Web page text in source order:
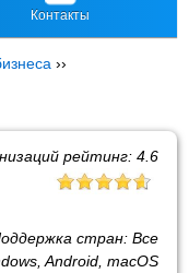
Контакты
››
рейтинг: 4.6
стран: Все
Android, macOS